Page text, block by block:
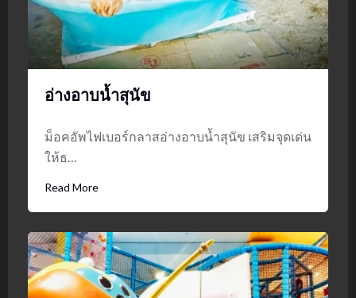
อ่างอาบน้ำสุนัข
ม็อคอัพไฟเบอร์กลาสอ่างอาบน้ำสุนัข เสริมจุดเด่น
ให้ธ…
Read More